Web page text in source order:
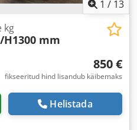
1 / 13
kg
H1300 mm
850 €
fikseeritud hind lisandub käibemaks
Helistada